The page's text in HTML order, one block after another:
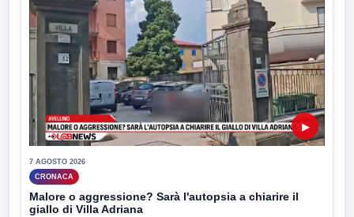
▶
7 AGOSTO 2026
CRONACA
Malore o aggressione? Sarà l'autopsia a chiarire il
giallo di Villa Adriana